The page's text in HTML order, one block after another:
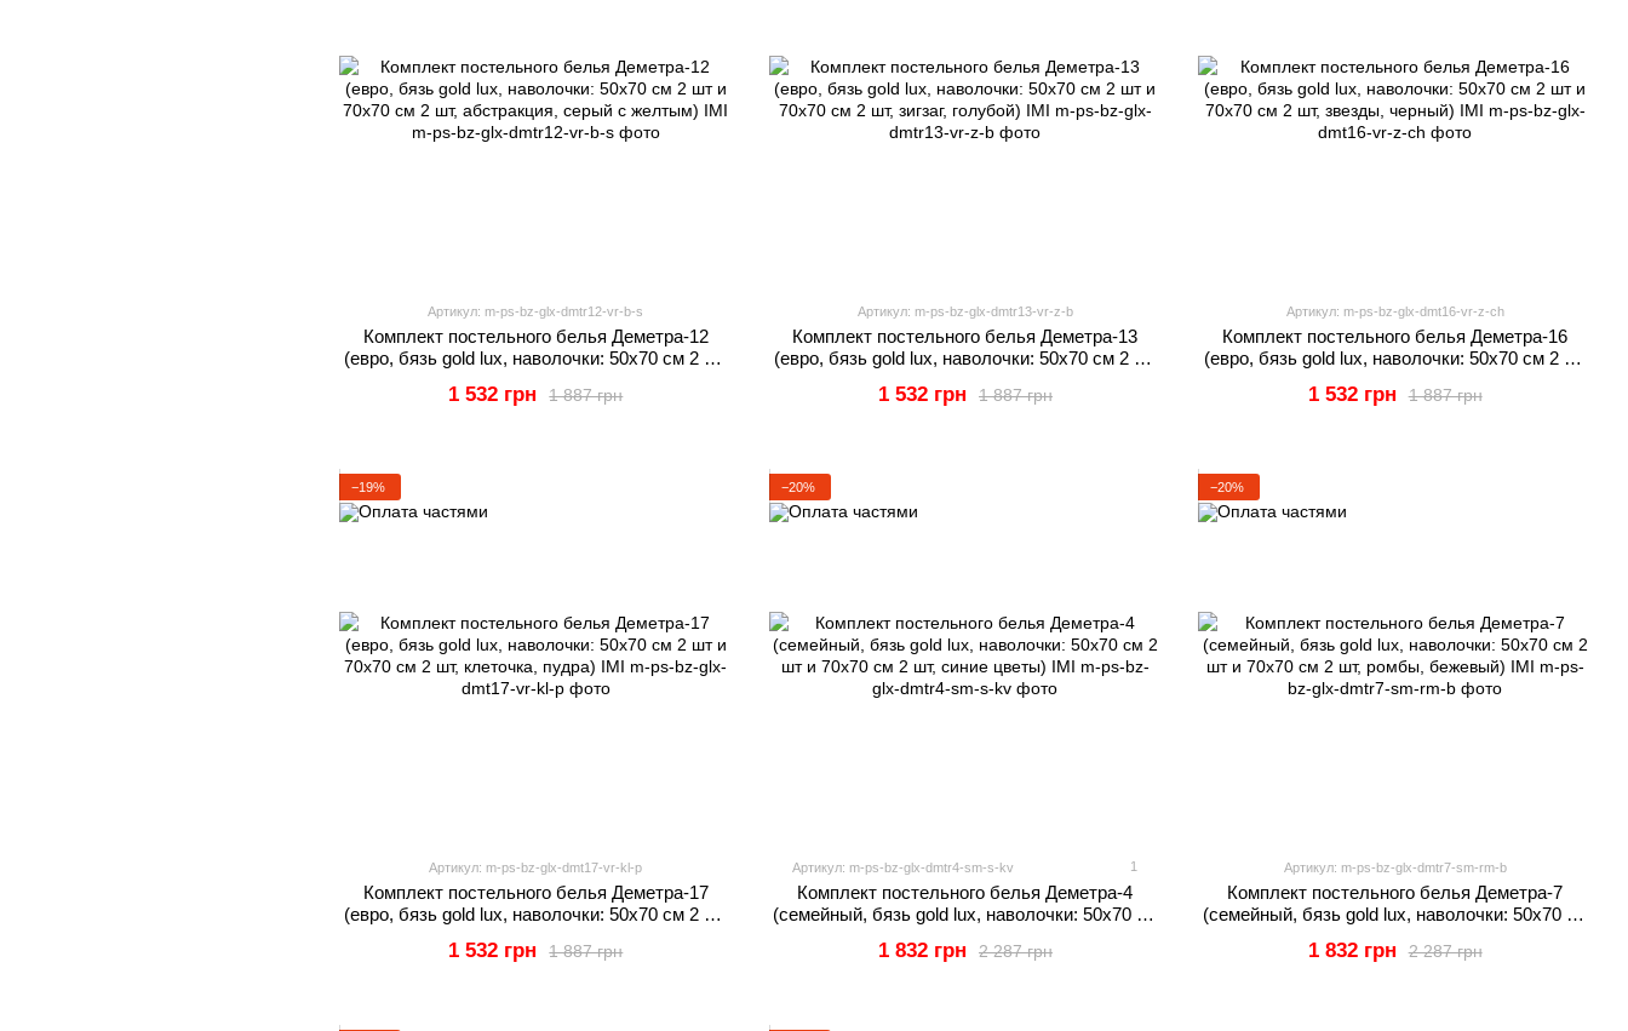
Артикул: m-ps-bz-glx-dmtr12-vr-b-s
Комплект постельного белья Деметра-12
(евро, бязь gold lux, наволочки: 50х70 см 2 шт
IMI 1 887 грн
1 532 грн
Артикул: m-ps-bz-glx-dmtr13-vr-z-b
Комплект постельного белья Деметра-13
(евро, бязь gold lux, наволочки: 50х70 см 2 шт
1 887 грн
1 532 грн
Артикул: m-ps-bz-glx-dmt16-vr-z-ch
Комплект постельного белья Деметра-16
(евро, бязь gold lux, наволочки: 50х70 см 2 шт
1 887 грн
1 532 грн
−19%
Артикул: m-ps-bz-glx-dmt17-vr-kl-p
Комплект постельного белья Деметра-17
(евро, бязь gold lux, наволочки: 50х70 см 2 шт
1 887 грн
1 532 грн
−20%
Артикул: m-ps-bz-glx-dmtr4-sm-s-kv 1
Комплект постельного белья Деметра-4
(семейный, бязь gold lux, наволочки: 50х70 см
2 287 грн
1 832 грн
−20%
Артикул: m-ps-bz-glx-dmtr7-sm-rm-b
Комплект постельного белья Деметра-7
(семейный, бязь gold lux, наволочки: 50х70 см
2 287 грн
1 832 грн